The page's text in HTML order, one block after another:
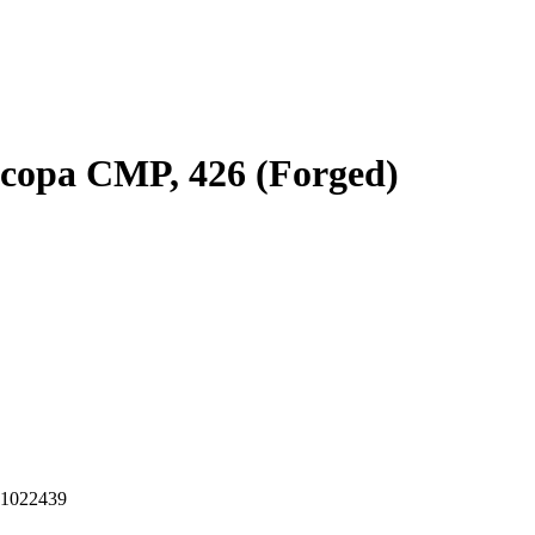
CMP, 426 (Forged)